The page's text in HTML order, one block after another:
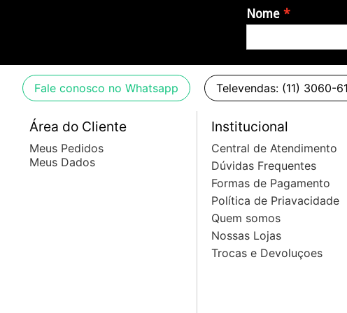
- Sensibilidade em capo livre, sem carga (1kHz)2,0mV/Pa = -
- Impedância nominal350 O
- Min. impedância de terminação1000 O
Nome
Fale conosco no Whatsapp Televendas: (11) 3060-
Área do Cliente
Meus Pedidos
Meus Dados
Institucional
Central de Atendimento
Dúvidas Frequentes
Formas de Pagamento
Política de Priavacidade
Quem somos
Nossas Lojas
Trocas e Devoluçoes